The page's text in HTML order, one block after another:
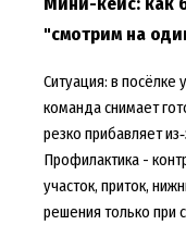
"смотрим на
Ситуация: в посёлке
команда снимает
резко прибавляет
Профилактика -
участок, приток,
решения только при